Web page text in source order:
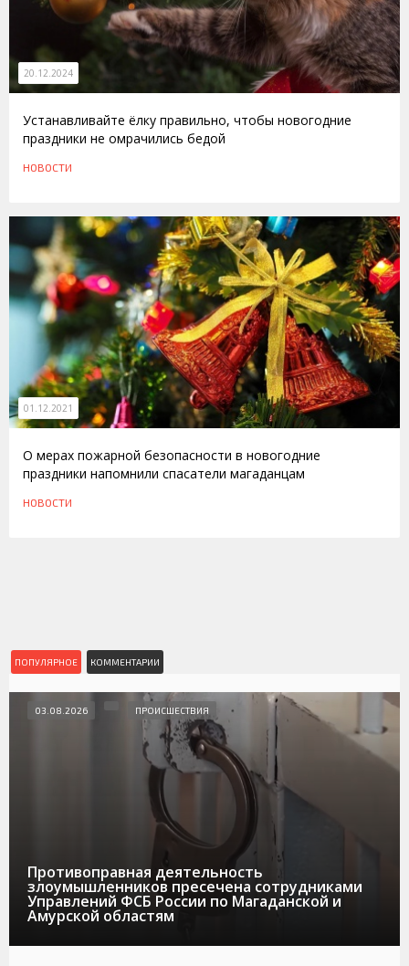
20.12.2024
Устанавливайте ёлку правильно, чтобы новогодние
праздники не омрачились бедой
НОВОСТИ
01.12.2021
О мерах пожарной безопасности в новогодние
праздники напомнили спасатели магаданцам
НОВОСТИ
ПОПУЛЯРНОЕ КОММЕНТАРИИ
Противоправная деятельность
злоумышленников пресечена сотрудниками
Управлений ФСБ России по Магаданской и
Амурской областям
03.08.2026 ПРОИСШЕСТВИЯ